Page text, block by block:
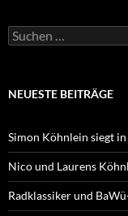
Suchen
nach:
NEUESTE BEITRÄGE
Simon Köhnlein siegt in
Nico und Laurens
Radklassiker und